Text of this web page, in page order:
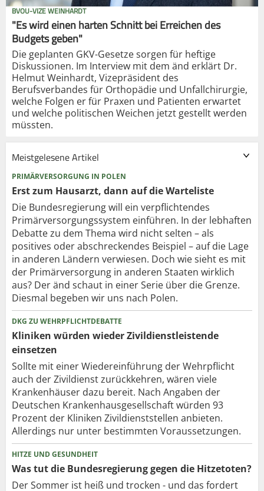
BVOU-VIZE WEINHARDT
"Es wird einen harten Schnitt bei Erreichen des
Budgets geben"
Die geplanten GKV-Gesetze sorgen für heftige
Diskussionen. Im Interview mit dem änd erklärt Dr.
Helmut Weinhardt, Vizepräsident des
Berufsverbandes für Orthopädie und Unfallchirurgie,
welche Folgen er für Praxen und Patienten erwartet
und welche politischen Weichen jetzt gestellt werden
müssten.
Meistgelesene Artikel
PRIMÄRVERSORGUNG IN POLEN
Erst zum Hausarzt, dann auf die Warteliste
Die Bundesregierung will ein verpflichtendes
Primärversorgungssystem einführen. In der lebhaften
Debatte zu dem Thema wird nicht selten – als
positives oder abschreckendes Beispiel – auf die Lage
in anderen Ländern verwiesen. Doch wie sieht es mit
der Primärversorgung in anderen Staaten wirklich
aus? Der änd schaut in einer Serie über die Grenze.
Diesmal begeben wir uns nach Polen.
DKG ZU WEHRPFLICHTDEBATTE
Kliniken würden wieder Zivildienstleistende
einsetzen
Sollte mit einer Wiedereinführung der Wehrpflicht
auch der Zivildienst zurückkehren, wären viele
Krankenhäuser dazu bereit. Nach Angaben der
Deutschen Krankenhausgesellschaft würden 93
Prozent der Kliniken Zivildienststellen anbieten.
Allerdings nur unter bestimmten Voraussetzungen.
HITZE UND GESUNDHEIT
Was tut die Bundesregierung gegen die Hitzetoten?
Der Sommer ist heiß und trocken - und das fordert